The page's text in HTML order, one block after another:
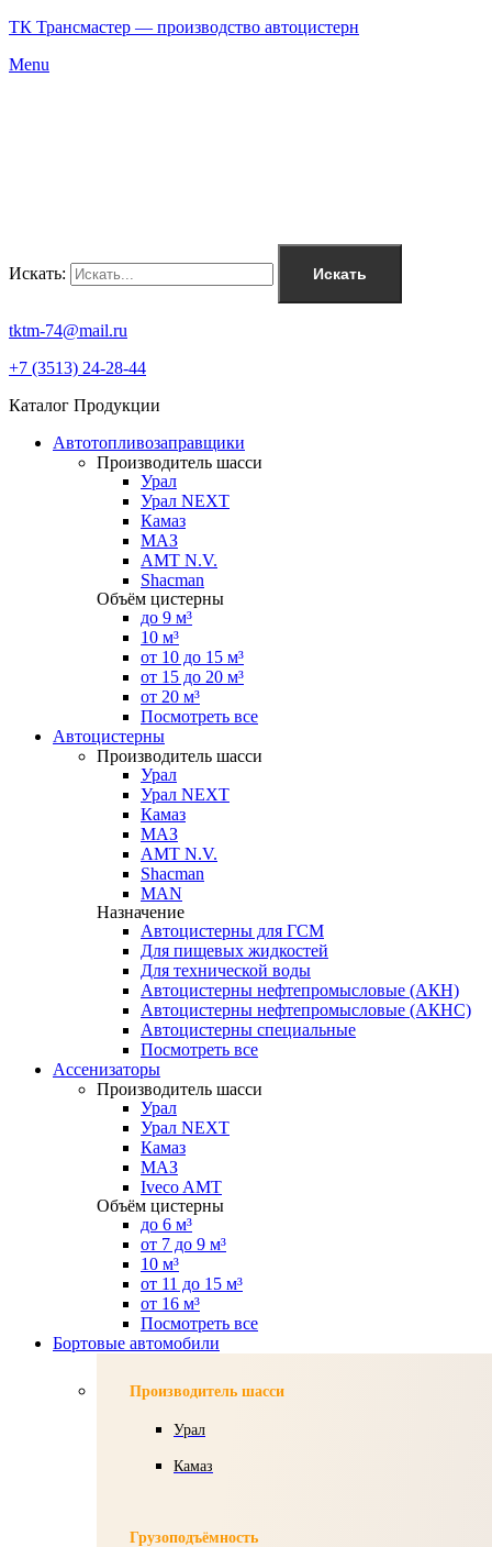
ТК Трансмастер — производство автоцистерн
Menu
Искать: Искать
tktm-74@mail.ru
+7 (3513) 24-28-44
Каталог Продукции
Автотопливозаправщики
Производитель шасси
Урал
Урал NEXT
Камаз
МАЗ
AMT N.V.
Shacman
Объём цистерны
до 9 м³
10 м³
от 10 до 15 м³
от 15 до 20 м³
от 20 м³
Посмотреть все
Автоцистерны
Производитель шасси
Урал
Урал NEXT
Камаз
МАЗ
AMT N.V.
Shacman
MAN
Назначение
Автоцистерны для ГСМ
Для пищевых жидкостей
Для технической воды
Автоцистерны нефтепромысловые (АКН)
Автоцистерны нефтепромысловые (АКНС)
Автоцистерны специальные
Посмотреть все
Ассенизаторы
Производитель шасси
Урал
Урал NEXT
Камаз
МАЗ
Iveco AMT
Объём цистерны
до 6 м³
от 7 до 9 м³
10 м³
от 11 до 15 м³
от 16 м³
Посмотреть все
Бортовые автомобили
Производитель шасси
Урал
Камаз
Грузоподъёмность